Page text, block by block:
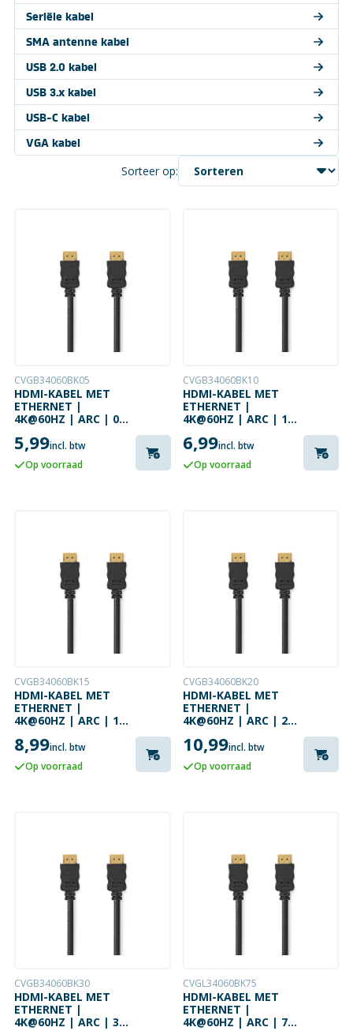
Seriële kabel
SMA antenne kabel
USB 2.0 kabel
USB 3.x kabel
USB-C kabel
VGA kabel
Sorteer op:
CVGB34060BK05
HDMI-KABEL MET
ETHERNET |
4K@60HZ | ARC | 0.5
5,99incl. btw
Op voorraad
CVGB34060BK10
HDMI-KABEL MET
ETHERNET |
4K@60HZ | ARC | 1
6,99incl. btw
Op voorraad
CVGB34060BK15
HDMI-KABEL MET
ETHERNET |
4K@60HZ | ARC | 1.5
8,99incl. btw
Op voorraad
CVGB34060BK20
HDMI-KABEL MET
ETHERNET |
4K@60HZ | ARC | 2
10,99incl. btw
Op voorraad
CVGB34060BK30
HDMI-KABEL MET
ETHERNET |
4K@60HZ | ARC | 3
CVGL34060BK75
HDMI-KABEL MET
ETHERNET |
4K@60HZ | ARC | 7.5